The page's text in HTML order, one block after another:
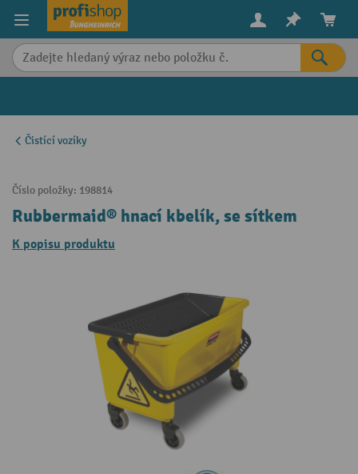
content
Čistící vozíky
Číslo položky: 198814
Rubbermaid® hnací kbelík, se sítkem
K popisu produktu